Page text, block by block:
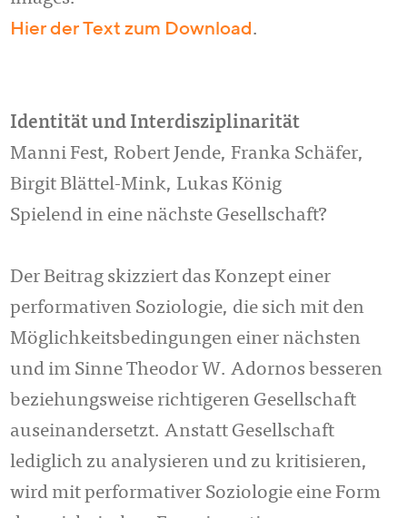
Hier der Text zum Download.
Identität und Interdisziplinarität
Manni Fest, Robert Jende, Franka Schäfer,
Birgit Blättel-Mink, Lukas König
Spielend in eine nächste Gesellschaft?
Der Beitrag skizziert das Konzept einer
performativen Soziologie, die sich mit den
Möglichkeitsbedingungen einer nächsten
und im Sinne Theodor W. Adornos besseren
beziehungsweise richtigeren Gesellschaft
auseinandersetzt. Anstatt Ge­sell­schaft
lediglich zu analysieren und zu kritisieren,
wird mit performativer Soziologie eine Form